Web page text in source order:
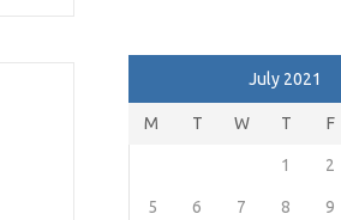
July 2021
M T W T F
1 2
5 6 7 8 9